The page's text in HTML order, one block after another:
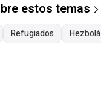
estos temas
Refugiados Hezbolá